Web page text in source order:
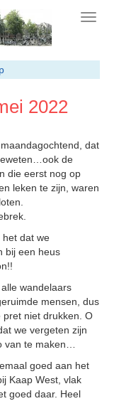
2022
dat
de
die eerst nog op
leken te zijn, waren
dat we
bij een heus
wandelaars
mensen, dus
pret niet drukken. O
we vergeten zijn
van te maken…
goed aan het
Kaap West, vlak
goed daar. Heel